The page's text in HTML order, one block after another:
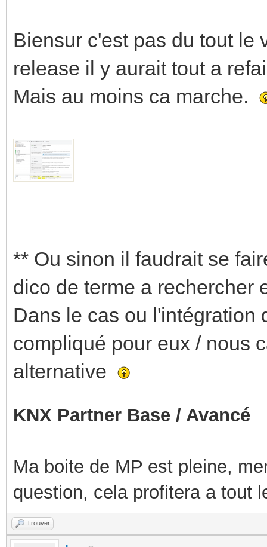
Biensur c'est pas du tout le
release il y aurait tout a
Mais au moins ca marche.
** Ou sinon il faudrait se
dico de terme a rechercher
Dans le cas ou l'intégration
compliqué pour eux / nous
alternative
KNX Partner Base / Avancé
Ma boite de MP est pleine,
question, cela profitera a tout
Trouver